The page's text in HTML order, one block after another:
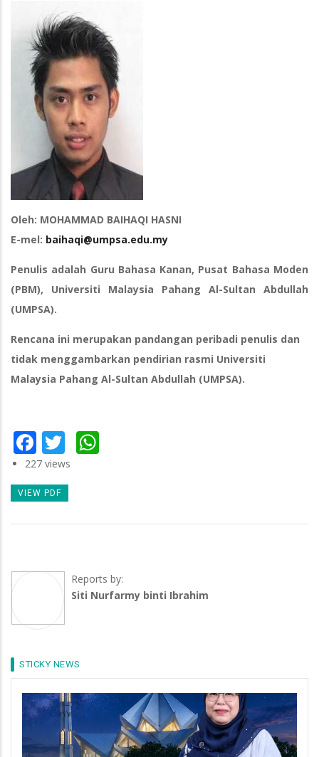
Oleh: MOHAMMAD BAIHAQI HASNI
E-mel: baihaqi@umpsa.edu.my
Penulis adalah Guru Bahasa Kanan, Pusat Bahasa Moden
(PBM), Universiti Malaysia Pahang Al-Sultan Abdullah
(UMPSA).
Rencana ini merupakan pandangan peribadi penulis dan
tidak menggambarkan pendirian rasmi Universiti
Malaysia Pahang Al-Sultan Abdullah (UMPSA).
Facebook
Twitter
227 views
VIEW PDF
Reports by:
Siti Nurfarmy binti Ibrahim
STICKY NEWS